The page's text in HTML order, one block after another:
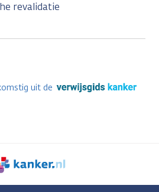
revalidatie
uit de
We
zijn